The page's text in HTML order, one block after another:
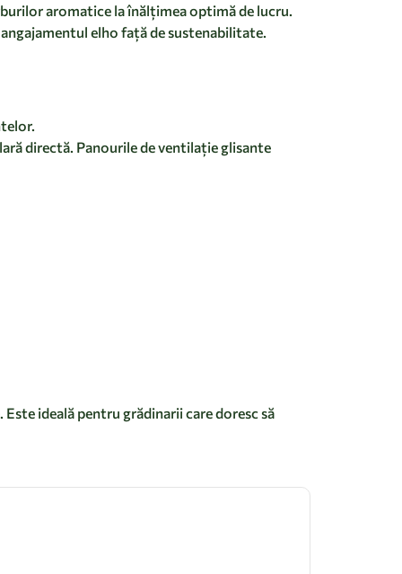
aromatice la înălțimea optimă de lucru.
elho față de sustenabilitate.
directă. Panourile de ventilație glisante
ideală pentru grădinarii care doresc să